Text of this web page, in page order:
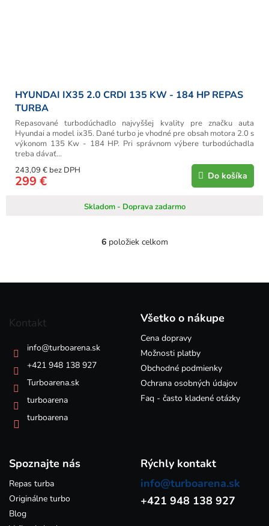
HYUNDAI IX35 2.0 CRDI 135 KW - 184 HP REPAS
TURBA
Skladom - Doprava zadarmo
243,09 € bez DPH
299 € Do košíka
Repasované turbodúchadlo najvyššej kvality pre značku auta
Hyundai a model ix35. Dané turbo je vhodné pre obsah motora 2.0 s
výkonom 135 Kw - 184 HP. Pri správnom výbere turbodúchadla
treba dávať...
O
á
6položiek celkom
Z
Kontakt
info@turboarena.sk
+421 948 138 927
Turboarena.sk
turboarena
turboarena
Všetko o nákupe
Cena dopravy
Možnosti platby
Obchodné podmienky
Ochrana osobných údajov
Faq - často kladené otázky
Spoznajte nás
Repas turba
Originálne turbo
Blog
Rýchly kontakt
info@turboarena.sk
+421 948 138 927